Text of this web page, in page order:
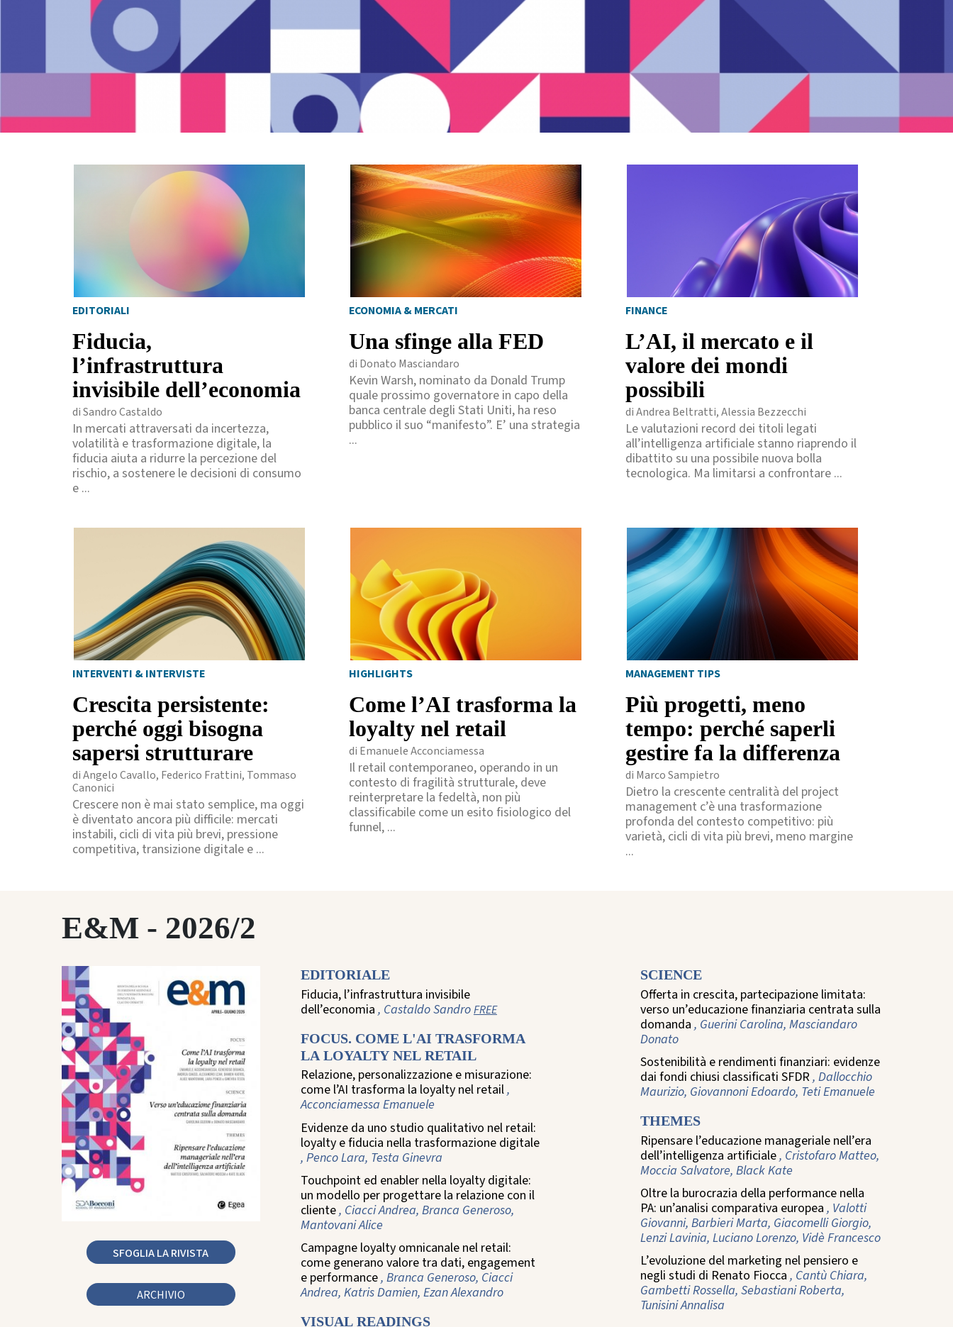
EDITORIALI
Fiducia,
l’infrastruttura
invisibile dell’economia
di Sandro Castaldo
In mercati attraversati da incertezza,
volatilità e trasformazione digitale, la
fiducia aiuta a ridurre la percezione del
rischio, a sostenere le decisioni di consumo
e ...
ECONOMIA & MERCATI
Una sfinge alla FED
di Donato Masciandaro
Kevin Warsh, nominato da Donald Trump
quale prossimo governatore in capo della
banca centrale degli Stati Uniti, ha reso
pubblico il suo “manifesto”. E’ una strategia
...
FINANCE
L’AI, il mercato e il
valore dei mondi
possibili
di Andrea Beltratti, Alessia Bezzecchi
Le valutazioni record dei titoli legati
all’intelligenza artificiale stanno riaprendo il
dibattito su una possibile nuova bolla
tecnologica. Ma limitarsi a confrontare ...
INTERVENTI & INTERVISTE
Crescita persistente:
perché oggi bisogna
sapersi strutturare
di Angelo Cavallo, Federico Frattini, Tommaso
Canonici
Crescere non è mai stato semplice, ma oggi
è diventato ancora più difficile: mercati
instabili, cicli di vita più brevi, pressione
competitiva, transizione digitale e ...
HIGHLIGHTS
Come l’AI trasforma la
loyalty nel retail
di Emanuele Acconciamessa
Il retail contemporaneo, operando in un
contesto di fragilità strutturale, deve
reinterpretare la fedeltà, non più
classificabile come un esito fisiologico del
funnel, ...
MANAGEMENT TIPS
Più progetti, meno
tempo: perché saperli
gestire fa la differenza
di Marco Sampietro
Dietro la crescente centralità del project
management c’è una trasformazione
profonda del contesto competitivo: più
varietà, cicli di vita più brevi, meno margine
...
E&M - 2026/2
SFOGLIA LA RIVISTA
ARCHIVIO
EDITORIALE
Fiducia, l’infrastruttura invisibile
dell’economia , Castaldo SandroFREE
FOCUS. COME L'AI TRASFORMA
LA LOYALTY NEL RETAIL
Relazione, personalizzazione e misurazione:
come l’AI trasforma la loyalty nel retail,
Acconciamessa Emanuele
Evidenze da uno studio qualitativo nel retail:
loyalty e fiducia nella trasformazione digitale
, Penco Lara, Testa Ginevra
Touchpoint ed enabler nella loyalty digitale:
un modello per progettare la relazione con il
cliente, Ciacci Andrea, Branca Generoso,
Mantovani Alice
Campagne loyalty omnicanale nel retail:
come generano valore tra dati, engagement
e performance, Branca Generoso, Ciacci
Andrea, Katris Damien, Ezan Alexandro
VISUAL READINGS
SCIENCE
Offerta in crescita, partecipazione limitata:
verso un’educazione finanziaria centrata sulla
domanda , Guerini Carolina, Masciandaro
Donato
Sostenibilità e rendimenti finanziari: evidenze
dai fondi chiusi classificati SFDR, Dallocchio
Maurizio, Giovannoni Edoardo, Teti Emanuele
THEMES
Ripensare l’educazione manageriale nell’era
dell’intelligenza artificiale, Cristofaro Matteo,
Moccia Salvatore, Black Kate
Oltre la burocrazia della performance nella
PA: un’analisi comparativa europea , Valotti
Giovanni, Barbieri Marta, Giacomelli Giorgio,
Lenzi Lavinia, Luciano Lorenzo, Vidè Francesco
L’evoluzione del marketing nel pensiero e
negli studi di Renato Fiocca , Cantù Chiara,
Gambetti Rossella, Sebastiani Roberta,
Tunisini Annalisa